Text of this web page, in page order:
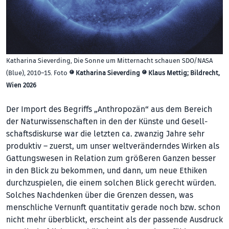
Katharina Sieverding, Die Sonne um Mitternacht schauen SDO/NASA
(Blue), 2010–15. Foto © Katharina Sieverding © Klaus Mettig; Bildrecht,
Wien 2026
Der Import des Begriffs „Anthropozän“ aus dem Bereich
der Na­tur­wis­sen­­schaften in den der Küns­te und Gesell­
schafts­dis­kurse war die letzten ca. zwanzig Jahre sehr
produktiv – zuerst, um unser weltveränderndes Wirken als
Gat­tungs­wesen in Relation zum größeren Ganzen besser
in den Blick zu bekommen, und dann, um neue Ethiken
durchzuspielen, die einem solchen Blick gerecht würden.
Solches Nachdenken über die Grenzen dessen, was
menschliche Vernunft quantitativ gerade noch bzw. schon
nicht mehr überblickt, erscheint als der passende Ausdruck